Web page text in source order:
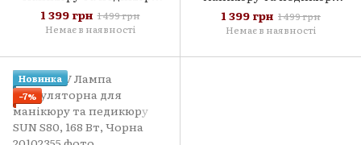
SUN S80, 168 Вт, Рожева
1 399 грн 1 499 грн
Немає в наявності
SUN S80, 168 Вт, Бузкова
1 399 грн 1 499 грн
Немає в наявності
Новинка
−7%